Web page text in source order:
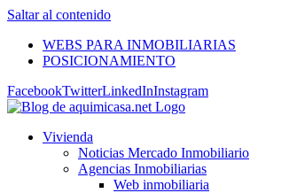
Saltar al contenido
WEBS PARA INMOBILIARIAS
POSICIONAMIENTO
FacebookTwitterLinkedInInstagram
Vivienda
Noticias Mercado Inmobiliario
Agencias Inmobiliarias
Web inmobiliaria